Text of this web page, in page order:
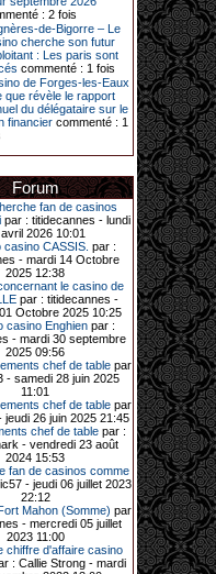
gain gagné depuis plus
l’établissement.
au casino JOA de
: ce mois de mars a
pour quelques
à sous pour une mise
€. Puis quelques
le vendredi 27 mars,
12 086 euros
machine à sous.
et dernier jackpot,
fois-ci, le samedi 28
Quelque 111 322
remportés sur la table
Hold’em Poker,
mise de 5 euros sur la
et une quinte flush
gains ont été annoncés
diffusé par le
30 mars en soirée.
janvier, en soirée, une
de 78 ans, habitant
eu l’énorme surprise
un méga jackpot.
que 88 centimes sur
à sous et a remporté
: 2 fois
de-Bigorre – Le
cherche son futur
: Les paris sont
commenté : 1 fois
de Forges-les-Eaux
que révèle le rapport
du délégataire sur le
financier commenté : 1
Forum
fan de casinos
par : titidecannes - lundi
2026 10:01
casino CASSIS. par :
- mardi 14 Octobre
2025 12:38
le casino de
par : titidecannes -
Octobre 2025 10:25
casino Enghienpar :
- mardi 30 septembre
2025 09:56
chef de table par
- samedi 28 juin 2025
11:01
chef de table par
jeudi 26 juin 2025 21:45
chef de tablepar :
- vendredi 23 août
2024 15:53
fan de casinos comme
- jeudi 06 juillet 2023
22:12
Mahon (Somme) par
- mercredi 05 juillet
2023 11:00
chiffre d'affaire casino
: Callie Strong - mardi